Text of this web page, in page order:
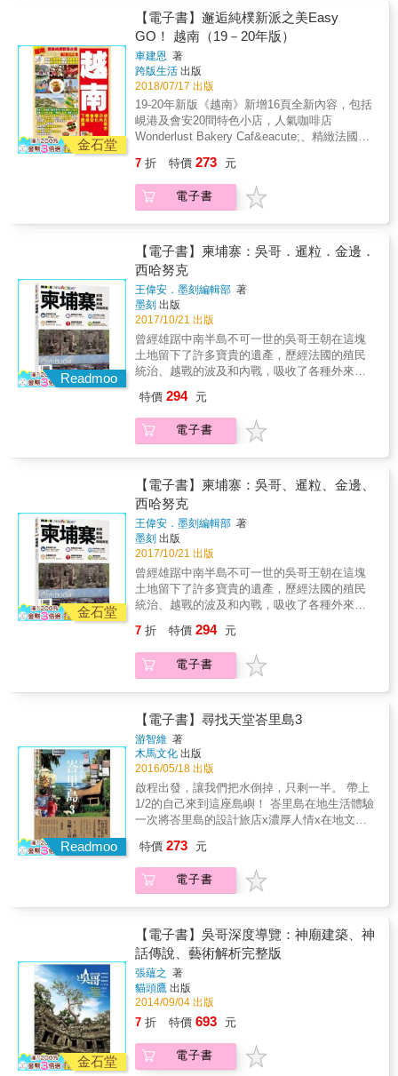
務、美味的食物，享受奢華與悠閒垂手可得。
&
河粉和春捲都是我們很熟悉的食物；而柬埔寨
和寮國的料理和越南、泰國料理有很多相似之
處，例如使用大量的香料，但口味沒有那麼
種；而緬甸料理則是受到了印度的影響。總體
來說中南半島的料理大量使用辛香料，主食也
以米飯和麵食為主，很符合台灣人的口味。而
且這裡的食物種類因為多元文化的影響，非常
豐富，各式各樣的餐館也提供了世界各地不同
地區的料理。所以跟隨MOOK記者的腳步，找
點。 & ★分區導覽，深入大城小鎮 越南的胡志
明市、順化、會安、河內、下龍灣；柬埔寨的
吳哥、暹粒、金邊；寮國的永珍、龍坡邦、旺
陽；緬甸的仰光、蒲甘和曼德勒等等熱門旅遊
目的地，本書囊括經典的觀光路線、新興的旅
遊景點和渡假放鬆的好去處，搭配詳盡的城市
地圖和交通攻略，一書在手，暢遊中南半島。
& ★拒絕走馬看花！看懂中南半島之美 在中南
半島觀光，到處都是寺廟和宗教建築，尤其在
吳哥、蒲甘等重要景點，不熟悉其背景和文化
者能知其所以然，玩得更充實！ & ★美景還需
美食作伴 越南料理在全世界一直享有高人氣，
河粉和春捲都是我們很熟悉的食物；而柬埔寨
處，例如使用大量的香料，但口味沒有那麼
種；而緬甸料理則是受到了印度的影響。總體
來說中南半島的料理大量使用辛香料，主食也
以米飯和麵食為主，很符合台灣人的口味。而
且這裡的食物種類因為多元文化的影響，非常
豐富，各式各樣的餐館也提供了世界各地不同
地區的料理。所以跟隨MOOK記者的腳步，找
出自己喜歡的的道地滋味吧！
金石堂
【電子書】邂逅純樸新派之美Easy
GO！ 越南（19－20年版）
車建恩 著
跨版生活 出版
2018/07/17 出版
19-20年新版《越南》新增16頁全新內容，包括
峴港及會安20間特色小店，人氣咖啡店
Wonderlust Bakery Caf&eacute;、精緻法國菜
評如潮的Palmarosa Spa等。此外，新版亦更
新了全書資料，務求讓你出發往越南之前，掌
握到又新又齊的實用旅遊資訊！ 從古時的輝煌
獨特歷史風貌、新舊共融的現代化國家！全新
出版的越南旅遊書帶你遊遍越南5大重點城市，
包括胡志明市、河內、峴港、順化、會安，以
及走訪全國8大世界遺產，如下龍灣、陸龍灣、
美山聖地、昇龍皇城等，讓你感受越南最地道
純樸的風土人情。 【世界遺產】擁有狹長地形
的越南共有8個世界自然/文化遺產，你可在下
龍灣乘竹筏穿過鐘孔洞、於陸龍灣坐舢舨遊三
峽谷、在美山聖地欣賞占婆王國的雕刻技術、
從昇龍或順化皇城感受古時王朝首都的氣派宏
息。 【殖民風情】受法國統治約60年，越南大
城市內盡是充滿殖民色彩的建築，如胡志明市
的聖母大教堂、中央郵局、西貢大劇院、美術
堂、歷史博物館等，快來感受不一樣的法式越
南風情！ 【滋味匯聚】跟着當地人鑽進橫街窄
巷，尋訪地道人氣餐廳：生牛肉湯河、鯰魚酸
湯、豬肉糯米飯、順化宮廷菜、會安白玫瑰、
法式海鮮拼盤、七彩水果雪糕、南瓜布甸、雞
蛋咖啡&hellip;&hellip;滿街美食飄香，問你怎能
抗拒？ 【實用資訊】書中詳細介紹前往越南及
來往各城市的海陸空交通，且每個城市都有專
地圖》，讓你邊走邊計劃！想再節省籌備時間
兌換、裝備Checklist等實用資料，一步一步助
你輕鬆出走越南。 本書特色 新增20間峴港、會
安人氣小店，走訪越南5大城市 暢遊8大世界遺
產，一覽美山聖地、皇城、古街 介紹超過190
個人氣景點，11個行程任你選 必吃：牛肉湯
河、蜆仔飯、鯰魚酸湯、會安白玫瑰、雞蛋咖
啡、順化宮廷菜、法式料理、廣南麵 當地人推
介過百間地道小店，穿梭巷弄尋好物 專業景點
地圖及交通資訊，遊走全國超簡單
7 折 特價 273 元
電子書
Readmoo
【電子書】柬埔寨：吳哥．暹粒．金邊．
西哈努克
王偉安．墨刻編輯部 著
墨刻 出版
2017/10/21 出版
曾經雄踞中南半島不可一世的吳哥王朝在這塊
土地留下了許多寶貴的遺產，歷經法國的殖民
統治、越戰的波及和內戰，吸收了各種外來文
的民族性。來柬埔寨觀光，處處都可以發現驚
喜，會情不自禁地愛上這個風情迷人、獨特的
國家。 ★分區導覽，深入大城小鎮 吳哥遺跡
放鬆的好去處，搭配詳盡的城市地圖和交通攻
略，一書在手，暢遊柬埔寨。 ★拒絕走馬看
花！看懂吳哥之美 柬埔寨大部分的古蹟名勝都
充滿了印度教和佛教的文化元素，尤其是吳哥
窟，大量的宗教意涵和歷史典故往往令遊客很
難吸收，現在MOOK記者要幫您省下每天請導
遊的錢了，本書特別規劃吳哥建築藝術的單
元，介紹其建築特色和宗教背景，讓讀者掌握
欣賞吳哥遺跡的入門關鍵，不再只是拍照打卡
的觀光客。 ★美景還需美食作伴 酸、辣、開胃
理當然保有這些特色，不過這裡的食物種類因
為多元文化的影響，非常豐富，各式各樣的餐
館提供了世界各地不同地區的料理，路邊攤和
會迷失在其中的。所以跟隨MOOK記者的腳
步，找出自己喜歡的的道地滋味吧！ ★市場購
物指南 從色彩繽紛、充滿童趣的手工藝品，到
柬埔寨出名的絲綢和充滿異國風情的當地服
飾，都是可以買回來紀念、送禮的好選擇，滿
山滿谷的乾貨和點心也會讓人挑到手軟，怎麼
買才聰明呢？MOOK記者專題報導柬埔寨必買
好回憶。 ★度假放鬆也不是問題 誰說來柬埔寨
一定要逛街、參觀名勝古蹟？想來南洋風情的
海島、海灘度假和想體驗大自然原始風貌的讀
者別擔心，本書深入幾個柬埔寨十分受歡迎的
特價 294 元
電子書
金石堂
【電子書】柬埔寨：吳哥、暹粒、金邊、
西哈努克
王偉安．墨刻編輯部 著
墨刻 出版
2017/10/21 出版
曾經雄踞中南半島不可一世的吳哥王朝在這塊
土地留下了許多寶貴的遺產，歷經法國的殖民
統治、越戰的波及和內戰，吸收了各種外來文
的民族性。來柬埔寨觀光，處處都可以發現驚
喜，會情不自禁地愛上這個風情迷人、獨特的
國家。 ★分區導覽，深入大城小鎮 吳哥遺跡
放鬆的好去處，搭配詳盡的城市地圖和交通攻
略，一書在手，暢遊柬埔寨。 ★拒絕走馬看
花！看懂吳哥之美 柬埔寨大部分的古蹟名勝都
充滿了印度教和佛教的文化元素，尤其是吳哥
窟，大量的宗教意涵和歷史典故往往令遊客很
難吸收，現在MOOK記者要幫您省下每天請導
遊的錢了，本書特別規劃吳哥建築藝術的單
元，介紹其建築特色和宗教背景，讓讀者掌握
欣賞吳哥遺跡的入門關鍵，不再只是拍照打卡
是我們對南洋料理最深刻的印象，柬埔寨的料
理當然保有這些特色，不過這裡的食物種類因
為多元文化的影響，非常豐富，各式各樣的餐
夜市則是琳瑯滿目的傳統小吃，不做好功課是
會迷失在其中的。所以跟隨MOOK記者的腳
步，找出自己喜歡的的道地滋味吧！ ★市場購
物指南 從色彩繽紛、充滿童趣的手工藝品，到
柬埔寨出名的絲綢和充滿異國風情的當地服
飾，都是可以買回來紀念、送禮的好選擇，滿
買才聰明呢？MOOK記者專題報導柬埔寨必買
情報，買得開心，帶回去更能延續旅程中的美
7 折 特價 294 元
電子書
Readmoo
【電子書】尋找天堂峇里島3
游智維 著
木馬文化 出版
2016/05/18 出版
啟程出發，讓我們把水倒掉，只剩一半。 帶上
1/2的自己來到這座島嶼！ 峇里島在地生活體驗
一次將峇里島的設計旅店x濃厚人情x在地文化
的都市節奏，從踏上峇里島開始。 跟隨著大自
然的作息日出而動、日落而息。 放下平日的忙
碌緊張，用味覺品嘗旅行，用身體感受溫度，
緻；在山海居遊的洗禮過後，拼湊出全新的自
己。 書中將收錄島上手作、採買、建行、spa
等體驗，跟隨在地居民的生活，深入了解外在
天然環境的可貴，同時也進行體內環保的峇里
島旅行。 從大自然當中尋找靈感，人如何像大
自然一樣生生不息，順應四季，健康豐盛的活
著。 15間能夠徹底放鬆&hellip;身心滿足的
「家」！ 全書深入介紹在峇里島上，像「家」
一樣令人流連忘返的飯店。 從建築設計到旅店
特價 273 元
電子書
金石堂
【電子書】吳哥深度導覽：神廟建築、神
話傳說、藝術解析完整版
張蘊之 著
貓頭鷹 出版
2014/09/04 出版
7 折 特價 693 元
電子書